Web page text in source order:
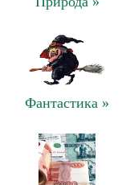
Фантастика »